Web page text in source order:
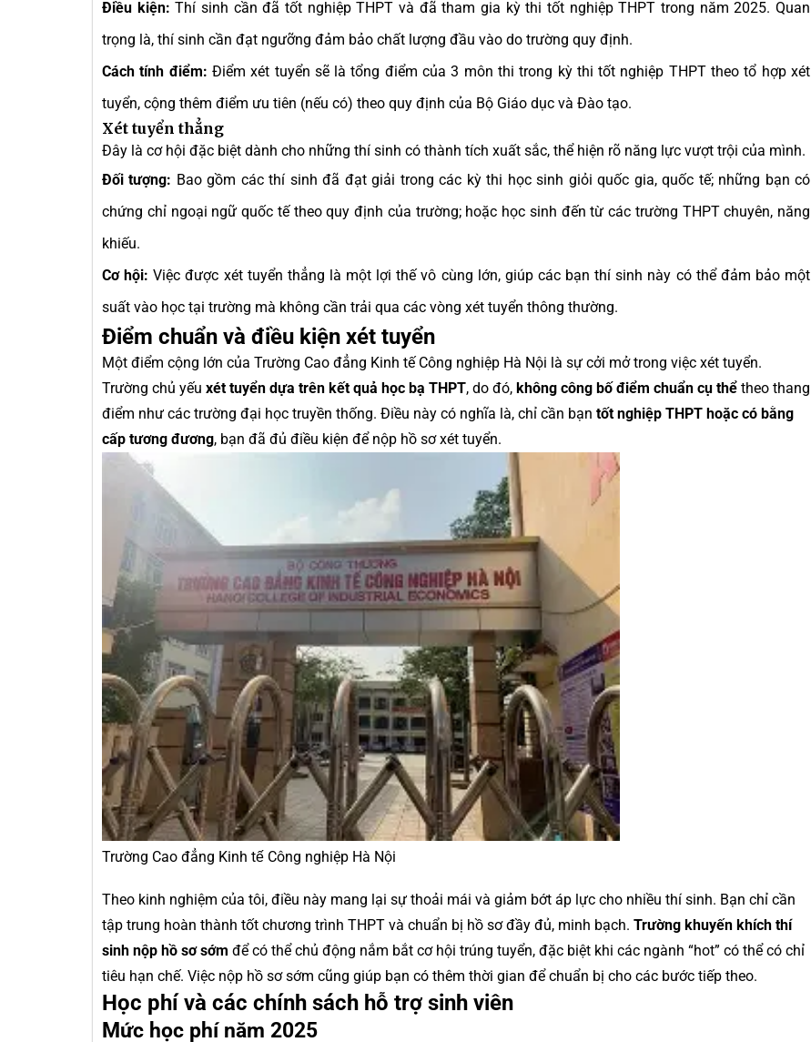
Điều kiện: Thí sinh cần đã tốt nghiệp THPT và đã tham gia kỳ thi tốt nghiệp THPT trong năm 2025. Quan
trọng là, thí sinh cần đạt ngưỡng đảm bảo chất lượng đầu vào do trường quy định.
Cách tính điểm: Điểm xét tuyển sẽ là tổng điểm của 3 môn thi trong kỳ thi tốt nghiệp THPT theo tổ hợp xét
tuyển, cộng thêm điểm ưu tiên (nếu có) theo quy định của Bộ Giáo dục và Đào tạo.
Xét tuyển thẳng
Đây là cơ hội đặc biệt dành cho những thí sinh có thành tích xuất sắc, thể hiện rõ năng lực vượt trội của mình.
Đối tượng: Bao gồm các thí sinh đã đạt giải trong các kỳ thi học sinh giỏi quốc gia, quốc tế; những bạn có
chứng chỉ ngoại ngữ quốc tế theo quy định của trường; hoặc học sinh đến từ các trường THPT chuyên, năng
khiếu.
Cơ hội: Việc được xét tuyển thẳng là một lợi thế vô cùng lớn, giúp các bạn thí sinh này có thể đảm bảo một
suất vào học tại trường mà không cần trải qua các vòng xét tuyển thông thường.
Điểm chuẩn và điều kiện xét tuyển
Một điểm cộng lớn của Trường Cao đẳng Kinh tế Công nghiệp Hà Nội là sự cởi mở trong việc xét tuyển.
Trường chủ yếu xét tuyển dựa trên kết quả học bạ THPT, do đó, không công bố điểm chuẩn cụ thể theo thang
điểm như các trường đại học truyền thống. Điều này có nghĩa là, chỉ cần bạn tốt nghiệp THPT hoặc có bằng
cấp tương đương, bạn đã đủ điều kiện để nộp hồ sơ xét tuyển.
Trường Cao đẳng Kinh tế Công nghiệp Hà Nội
Theo kinh nghiệm của tôi, điều này mang lại sự thoải mái và giảm bớt áp lực cho nhiều thí sinh. Bạn chỉ cần
tập trung hoàn thành tốt chương trình THPT và chuẩn bị hồ sơ đầy đủ, minh bạch. Trường khuyến khích thí
sinh nộp hồ sơ sớm để có thể chủ động nắm bắt cơ hội trúng tuyển, đặc biệt khi các ngành “hot” có thể có chỉ
tiêu hạn chế. Việc nộp hồ sơ sớm cũng giúp bạn có thêm thời gian để chuẩn bị cho các bước tiếp theo.
Học phí và các chính sách hỗ trợ sinh viên
Mức học phí năm 2025